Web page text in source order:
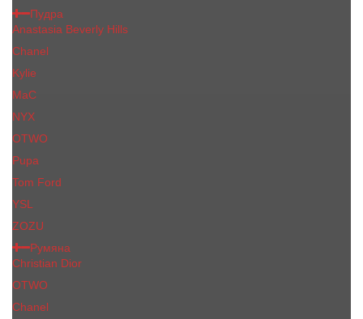
Пудра
Anastasia Beverly Hills
Chanel
Kylie
MaC
NYX
OTWO
Pupa
Tom Ford
YSL
ZOZU
Румяна
Christian Dior
OTWO
Сhanеl